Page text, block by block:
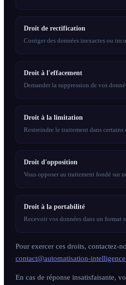
Droit de rectification
Corriger des données inexactes ou
Droit à l'effacement
Demander la suppression de vos
Droit à la limitation
Restreindre le traitement dans certains
Droit d'opposition
Vous opposer au traitement fondé sur
Droit à la portabilité
Recevoir vos données dans un format
Pour exercer ces droits, contactez-
contact@automatisation-
En cas de réponse insatisfaisante,